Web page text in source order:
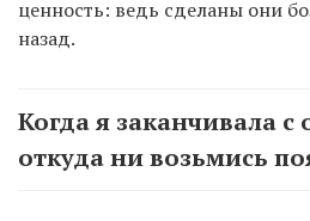
ценность: ведь сделаны они
назад.
Когда я заканчивала
откуда ни возьмись